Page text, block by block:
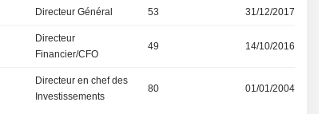
Directeur Général 53 31/12/2017
Directeur
Financier/CFO
49 14/10/2016
Directeur en chef des
Investissements
80 01/01/2004